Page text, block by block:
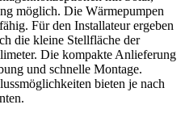
möglich. Die Wärmepumpen
Für den Installateur ergeben
die kleine Stellfläche der
Die kompakte Anlieferung
und schnelle Montage.
bieten je nach